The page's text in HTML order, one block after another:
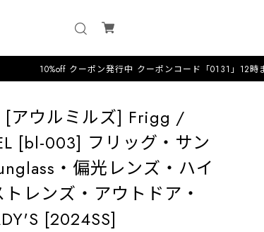
クーポン発行中 クーポンコード「0131」12時までのオーダ
[アウルミルズ] Frigg /
[bl-003] フリッグ・サン
・偏光レンズ・ハイ
レンズ・アウトドア・
[2024SS]